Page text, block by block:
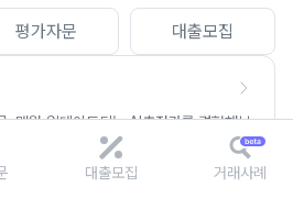
평가자문 대출모집
, 매월 업데이트되는 AI추정가를 경험해보
대출모집 거래사례